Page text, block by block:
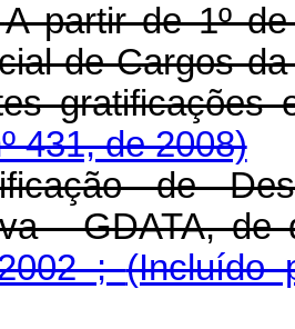
A partir de 1º
de Cargos
gratificações
431, de 2008)
de
- GDATA,
;(Incluído